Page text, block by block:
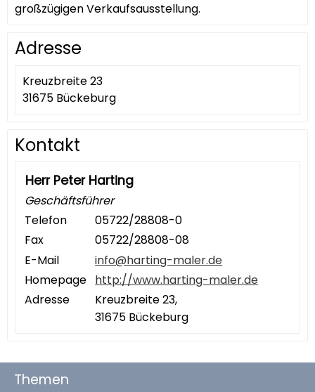
großzügigen Verkaufsausstellung.
Adresse
Kreuzbreite 23
31675 Bückeburg
Kontakt
Herr Peter Harting
Geschäftsführer
Telefon
05722/28808-0
Fax
05722/28808-08
E-Mail
info@harting-maler.de
Homepage http://www.harting-maler.de
Adresse
Kreuzbreite 23,
31675 Bückeburg
Themen